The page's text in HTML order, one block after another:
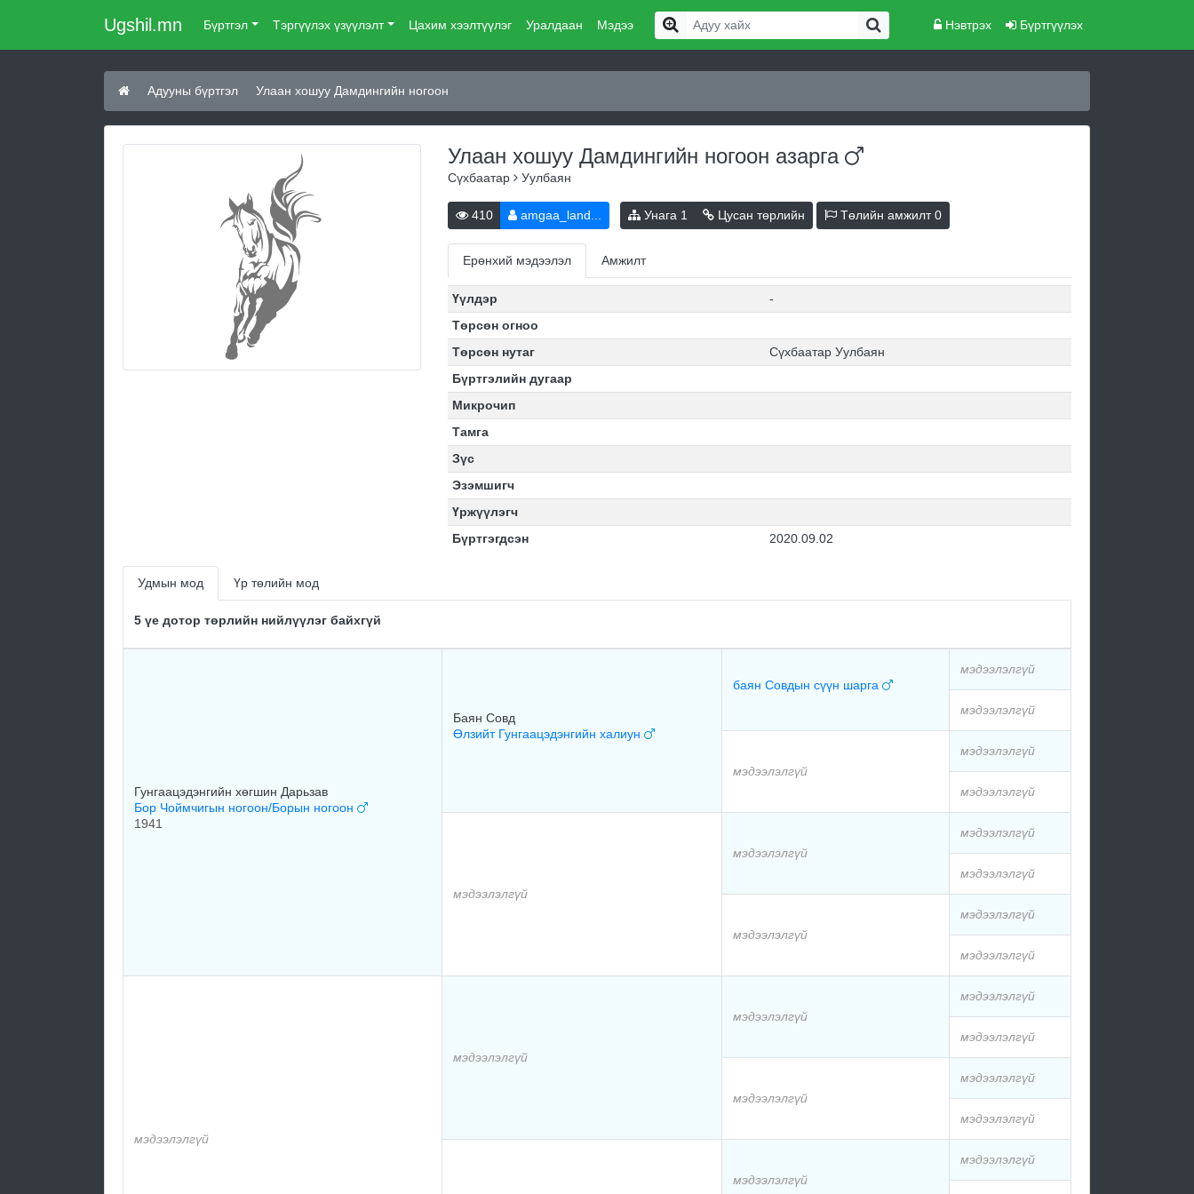
Ugshil.mn Бүртгэл Тэргүүлэх үзүүлэлт Цахим хээлтүүлэг Уралдаан Мэдээ Нэвтрэх Бүртгүүлэх
Адууны бүртгэл Улаан хошуу Дамдингийн ногоон
Улаан хошуу Дамдингийн ногоон азарга
Сүхбаатар Уулбаян
410 amgaa_land... Унага 1 Цусан төрлийн Төлийн амжилт0
Ерөнхий мэдээлэл Амжилт
Үүлдэр
-
Төрсөн огноо
Төрсөн нутаг
Сүхбаатар Уулбаян
Бүртгэлийн дугаар
Микрочип
Тамга
Зүс
Эзэмшигч
Үржүүлэгч
Бүртгэгдсэн
2020.09.02
Удмын мод Үр төлийн мод
5 үе дотор төрлийн нийлүүлэг байхгүй
Гунгаацэдэнгийн хөгшин Дарьзав
Бор Чоймчигын ногоон/Борын ногоон
1941
Баян Совд
Өлзийт Гунгаацэдэнгийн халиун
баян Совдын сүүн шарга
мэдээлэлгүй
мэдээлэлгүй
мэдээлэлгүй
мэдээлэлгүй
мэдээлэлгүй
мэдээлэлгүй
мэдээлэлгүй
мэдээлэлгүй
мэдээлэлгүй
мэдээлэлгүй
мэдээлэлгүй
мэдээлэлгүй
мэдээлэлгүй
мэдээлэлгүй
мэдээлэлгүй
мэдээлэлгүй
мэдээлэлгүй
мэдээлэлгүй
мэдээлэлгүй
мэдээлэлгүй
мэдээлэлгүй
мэдээлэлгүй